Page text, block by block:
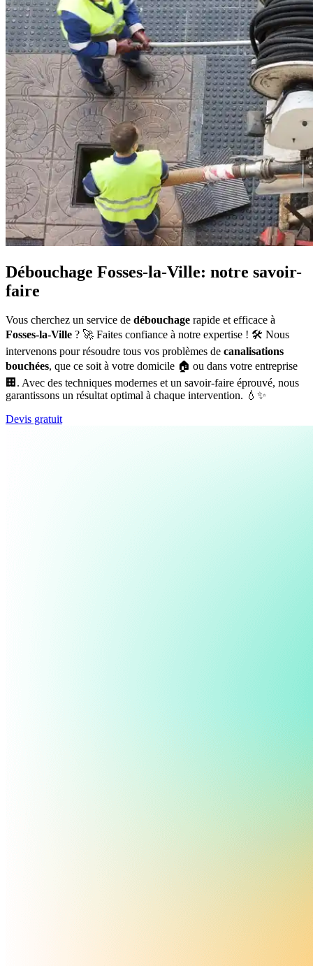
Débouchage Fosses-la-Ville: notre savoir-
faire
Vous cherchez un service de débouchage rapide et efficace à
Fosses-la-Ville ? 🚀 Faites confiance à notre expertise ! 🛠️ Nous
intervenons pour résoudre tous vos problèmes de canalisations
bouchées, que ce soit à votre domicile 🏠 ou dans votre entreprise
🏢. Avec des techniques modernes et un savoir-faire éprouvé, nous
garantissons un résultat optimal à chaque intervention. 💧✨
Devis gratuit